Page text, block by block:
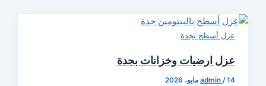
أسطح بجدة
ارضيات وخزانات بجدة